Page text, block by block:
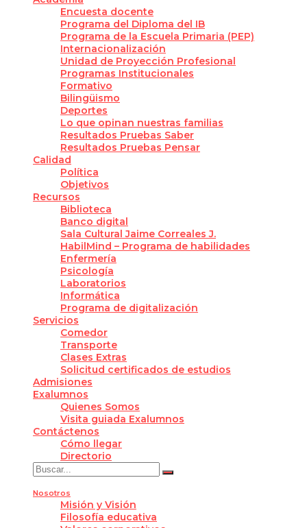
Encuesta docente
Programa del Diploma del IB
Programa de la Escuela Primaria (PEP)
Internacionalización
Unidad de Proyección Profesional
Programas Institucionales
Formativo
Bilingüismo
Deportes
Lo que opinan nuestras familias
Resultados Pruebas Saber
Resultados Pruebas Pensar
Calidad
Política
Objetivos
Recursos
Biblioteca
Banco digital
Sala Cultural Jaime Correales J.
HabilMind – Programa de habilidades
Enfermería
Psicología
Laboratorios
Informática
Programa de digitalización
Servicios
Comedor
Transporte
Clases Extras
Solicitud certificados de estudios
Admisiones
Exalumnos
Quienes Somos
Visita guiada Exalumnos
Contáctenos
Cómo llegar
Directorio
Nosotros
Misión y Visión
Filosofía educativa